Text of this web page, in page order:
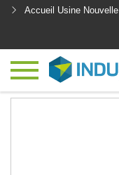
Accueil Usine Nouvelle